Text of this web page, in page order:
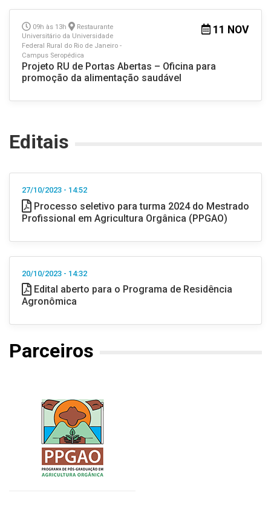
09h às 13h
Restaurante
Universitário da Universidade
Federal Rural do Rio de Janeiro -
Campus Seropédica
11 NOV
Projeto RU de Portas Abertas – Oficina para
promoção da alimentação saudável
Editais
27/10/2023 - 14:52
Processo seletivo para turma 2024 do Mestrado
Profissional em Agricultura Orgânica (PPGAO)
20/10/2023 - 14:32
Edital aberto para o Programa de Residência
Agronômica
Parceiros